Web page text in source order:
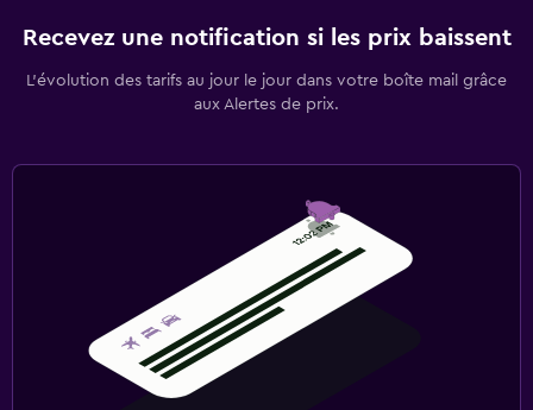
Recevez une notification si les prix baissent
L’évolution des tarifs au jour le jour dans votre boîte mail grâce
aux Alertes de prix.